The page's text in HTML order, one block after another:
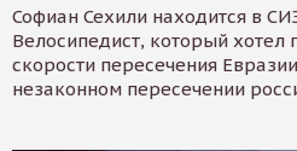
Софиан Сехили находится в
Велосипедист, который хотел
скорости пересечения
незаконном пересечении